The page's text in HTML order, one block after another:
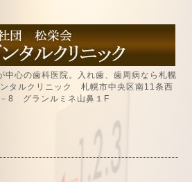
中心の歯科医院。入れ歯、歯周病なら札幌
タルクリニック 札幌市中央区南11条西
8 グランルミネ山鼻１F